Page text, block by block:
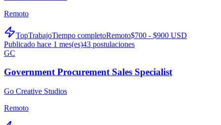
Remoto
TopTrabajoTiempo completoRemoto$700 - $900 USD
Publicado hace 1 mes(es)43 postulaciones
GC
Government Procurement Sales Specialist
Go Creative Studios
Remoto